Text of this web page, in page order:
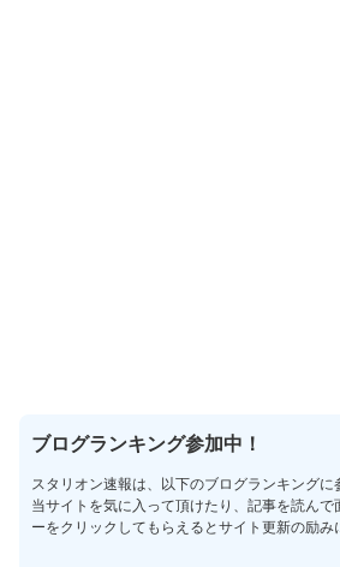
ブログランキング参加中！
スタリオン速報は、以下のブログランキングに
当サイトを気に入って頂けたり、記事を読ん
ーをクリックしてもらえるとサイト更新の励み